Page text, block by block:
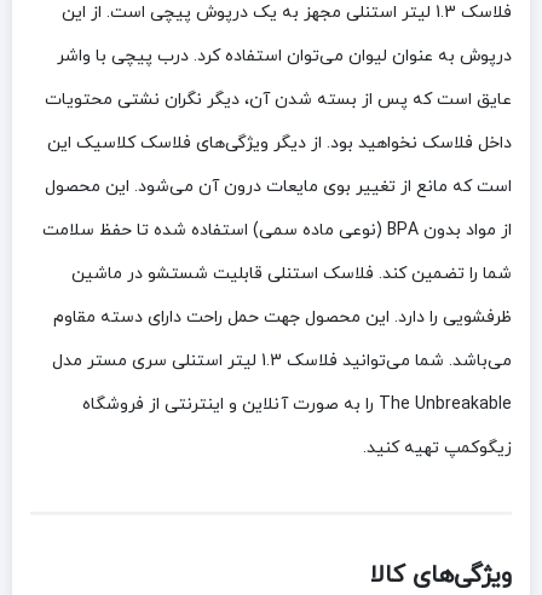
فلاسک 1.3 لیتر استنلی مجهز به یک درپوش پیچی است. از این
درپوش به عنوان لیوان می‌توان استفاده کرد. درب پیچی با واشر
عایق است که پس از بسته شدن آن، دیگر نگران نشتی محتویات
داخل فلاسک نخواهید بود. از دیگر ویژگی‌های فلاسک کلاسیک این
است که مانع از تغییر بوی مایعات درون آن می‌شود. این محصول
از مواد بدون BPA (نوعی ماده سمی) استفاده شده تا حفظ سلامت
شما را تضمین کند. فلاسک استنلی قابلیت شستشو در ماشین
ظرفشویی را دارد. این محصول جهت حمل راحت دارای دسته مقاوم
می‌باشد. شما می‌توانید فلاسک 1.3 لیتر استنلی سری مستر مدل
The Unbreakable را به صورت آنلاین و اینترنتی از فروشگاه
زیگوکمپ تهیه کنید.
ویژگی‌های کالا